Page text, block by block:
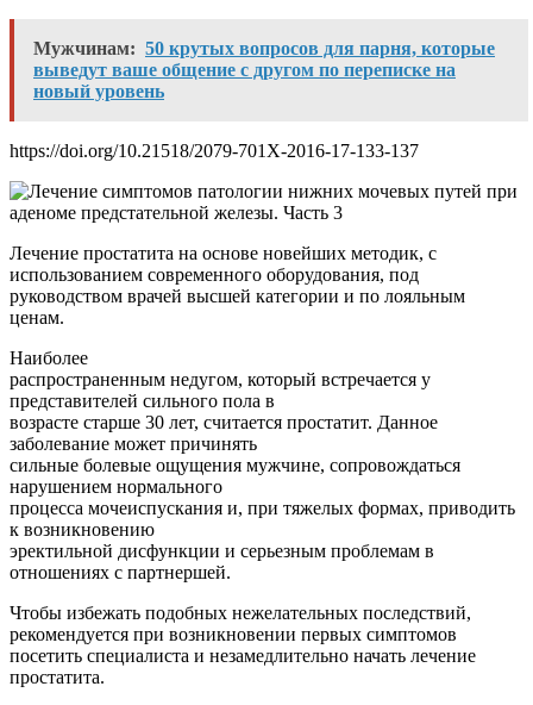
Мужчинам: 50 крутых вопросов для парня, которые
выведут ваше общение с другом по переписке на
новый уровень
https://doi.org/10.21518/2079-701X-2016-17-133-137
Лечение простатита на основе новейших методик, с
использованием современного оборудования, под
руководством врачей высшей категории и по лояльным
ценам.
Наиболее
распространенным недугом, который встречается у
представителей сильного пола в
возрасте старше 30 лет, считается простатит. Данное
заболевание может причинять
сильные болевые ощущения мужчине, сопровождаться
нарушением нормального
процесса мочеиспускания и, при тяжелых формах, приводить
к возникновению
эректильной дисфункции и серьезным проблемам в
отношениях с партнершей.
Чтобы избежать подобных нежелательных последствий,
рекомендуется при возникновении первых симптомов
посетить специалиста и незамедлительно начать лечение
простатита.